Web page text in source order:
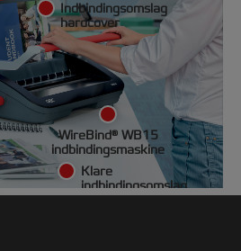
WireBind® WB15
indbindingsmaskine
Klare
indbindingsomslag
Indbindingsomslag
hardcover